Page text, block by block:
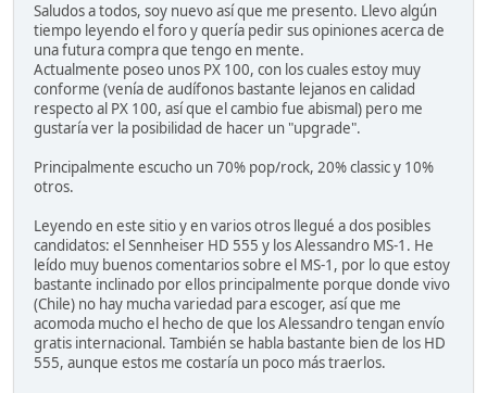
Saludos a todos, soy nuevo así que me presento. Llevo algún
tiempo leyendo el foro y quería pedir sus opiniones acerca de
una futura compra que tengo en mente.
Actualmente poseo unos PX 100, con los cuales estoy muy
conforme (venía de audífonos bastante lejanos en calidad
respecto al PX 100, así que el cambio fue abismal) pero me
gustaría ver la posibilidad de hacer un "upgrade".
Principalmente escucho un 70% pop/rock, 20% classic y 10%
otros.
Leyendo en este sitio y en varios otros llegué a dos posibles
candidatos: el Sennheiser HD 555 y los Alessandro MS-1. He
leído muy buenos comentarios sobre el MS-1, por lo que estoy
bastante inclinado por ellos principalmente porque donde vivo
(Chile) no hay mucha variedad para escoger, así que me
acomoda mucho el hecho de que los Alessandro tengan envío
gratis internacional. También se habla bastante bien de los HD
555, aunque estos me costaría un poco más traerlos.